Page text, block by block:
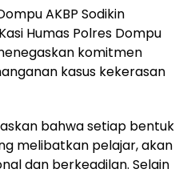
AKBP Sodikin
Humas Polres Dompu
komitmen
kasus kekerasan
bahwa setiap bentuk
melibatkan pelajar, akan
dan berkeadilan. Selain